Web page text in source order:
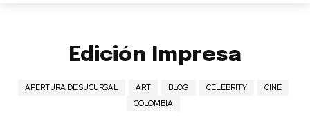
Edición Impresa
APERTURA DE SUCURSAL ART BLOG CELEBRITY
CINE
COLOMBIA